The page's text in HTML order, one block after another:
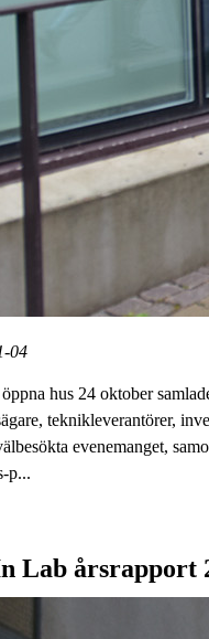
04
hus 24 oktober
teknikleverantörer,
evenemanget,
p...
Lab årsrapport